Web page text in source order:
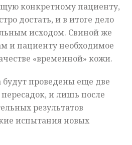
конкретному пациенту,
достать, и в итоге дело
исходом. Свиной же
и пациенту необходимое
«временной» кожи.
будут проведены еще две
и лишь после
результатов
испытания новых